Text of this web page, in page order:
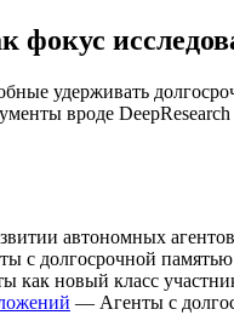
фокус
удерживать
вроде
автономных
с долгосрочной памятью
как новый класс
— Агенты с